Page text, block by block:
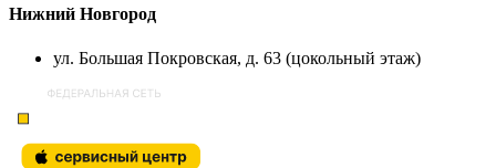
Нижний Новгород
ул. Большая Покровская, д. 63 (цокольный этаж)